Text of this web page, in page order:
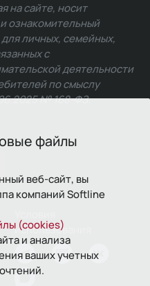
файлы
веб-сайт, вы
компаний Softline
(cookies)
и анализа
ваших учетных
на сайте, носит
ознакомительный
личных, семейных,
с
деятельности
по смыслу
№ 168-ФЗ.
использования